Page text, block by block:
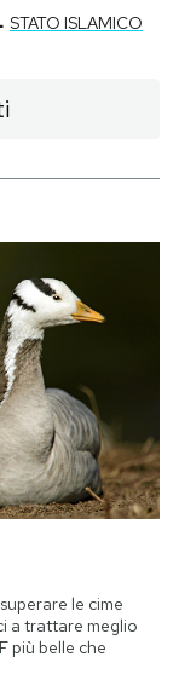
STATO ISLAMICO
le cime
a trattare meglio
più belle che